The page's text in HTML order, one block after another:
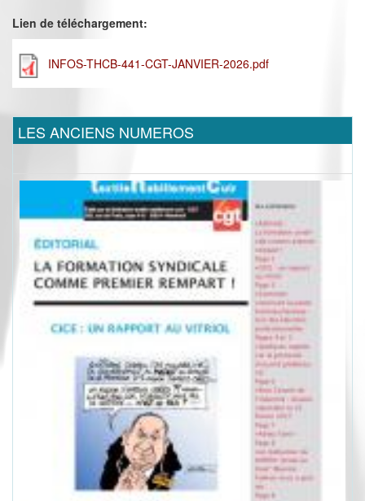
Lien de téléchargement:
INFOS-THCB-441-CGT-JANVIER-2026.pdf
LES ANCIENS NUMEROS